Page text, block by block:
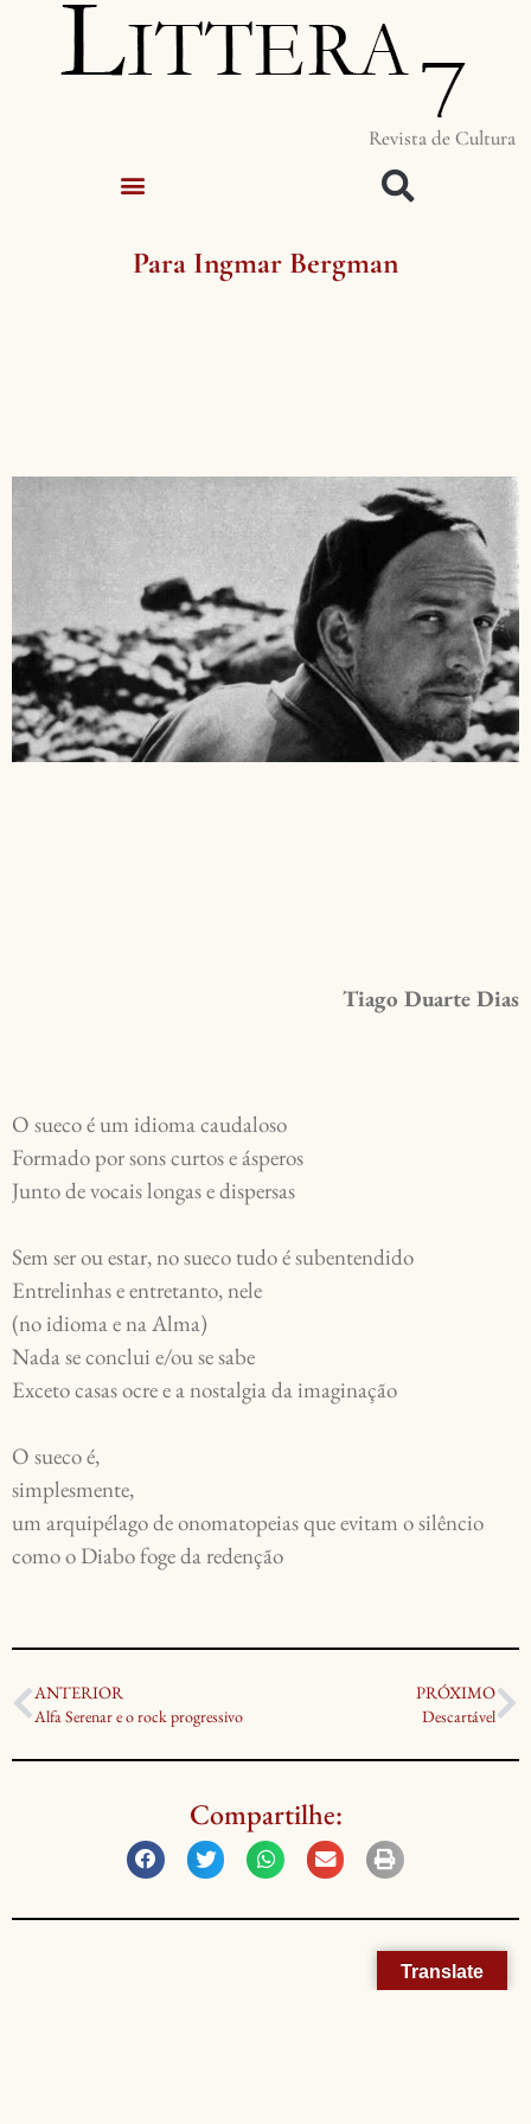
Revista de Cultura
Para Ingmar Bergman
Tiago Duarte Dias
O sueco é um idioma caudaloso
Formado por sons curtos e ásperos
Junto de vocais longas e dispersas
Sem ser ou estar, no sueco tudo é subentendido
Entrelinhas e entretanto, nele
(no idioma e na Alma)
Nada se conclui e/ou se sabe
Exceto casas ocre e a nostalgia da imaginação
O sueco é,
simplesmente,
um arquipélago de onomatopeias que evitam o silêncio
ANTERIOR
Alfa Serenar e o rock progressivo
PRÓXIMO
Descartável
Compartilhe:
Translate